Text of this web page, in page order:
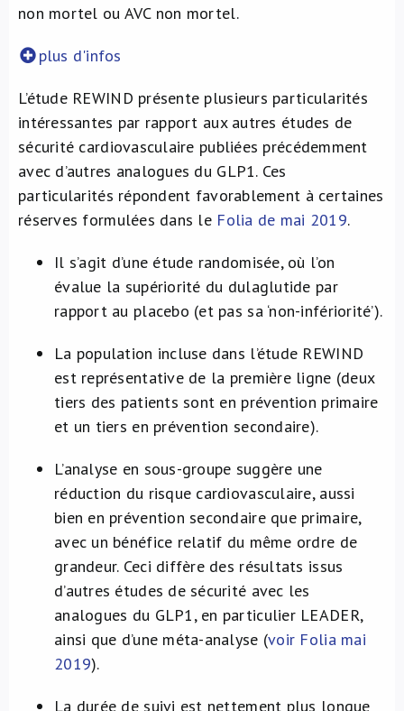
non mortel ou AVC non mortel.
plus d'infos
L’étude REWIND présente plusieurs particularités
intéressantes par rapport aux autres études de
sécurité cardiovasculaire publiées précédemment
avec d’autres analogues du GLP1. Ces
particularités répondent favorablement à certaines
réserves formulées dans le Folia de mai 2019.
Il s’agit d’une étude randomisée, où l’on
évalue la supériorité du dulaglutide par
rapport au placebo (et pas sa ‘non-infériorité’).
La population incluse dans l’étude REWIND
est représentative de la première ligne (deux
tiers des patients sont en prévention primaire
et un tiers en prévention secondaire).
L’analyse en sous-groupe suggère une
réduction du risque cardiovasculaire, aussi
bien en prévention secondaire que primaire,
avec un bénéfice relatif du même ordre de
grandeur. Ceci diffère des résultats issus
d’autres études de sécurité avec les
analogues du GLP1, en particulier LEADER,
ainsi que d’une méta-analyse (voir Folia mai
2019).
La durée de suivi est nettement plus longue